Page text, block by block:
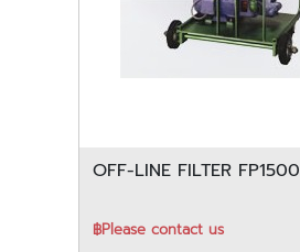
OFF-LINE FILTER
฿Please contact us